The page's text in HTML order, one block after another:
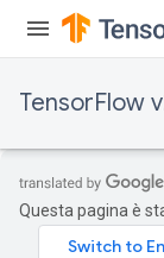
TensorFlow
Questa pagina è